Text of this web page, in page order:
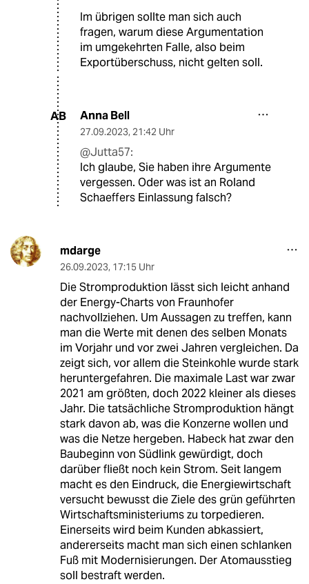
Im übrigen sollte man sich auch
fragen, warum diese Argumentation
im umgekehrten Falle, also beim
Exportüberschuss, nicht gelten soll.
AB Anna Bell
27.09.2023, 21:42 Uhr
@Jutta57:
Ich glaube, Sie haben ihre Argumente
vergessen. Oder was ist an Roland
Schaeffers Einlassung falsch?
mdarge
26.09.2023, 17:15 Uhr
Die Stromproduktion lässt sich leicht anhand
der Energy-Charts von Fraunhofer
nachvollziehen. Um Aussagen zu treffen, kann
man die Werte mit denen des selben Monats
im Vorjahr und vor zwei Jahren vergleichen. Da
zeigt sich, vor allem die Steinkohle wurde stark
heruntergefahren. Die maximale Last war zwar
2021 am größten, doch 2022 kleiner als dieses
Jahr. Die tatsächliche Stromproduktion hängt
stark davon ab, was die Konzerne wollen und
was die Netze hergeben. Habeck hat zwar den
Baubeginn von Südlink gewürdigt, doch
darüber fließt noch kein Strom. Seit langem
macht es den Eindruck, die Energiewirtschaft
versucht bewusst die Ziele des grün geführten
Wirtschaftsministeriums zu torpedieren.
Einerseits wird beim Kunden abkassiert,
andererseits macht man sich einen schlanken
Fuß mit Modernisierungen. Der Atomausstieg
soll bestraft werden.